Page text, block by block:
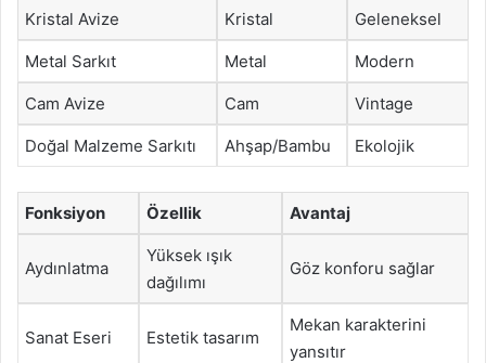
Kristal Avize Kristal Geleneksel
Metal Sarkıt Metal Modern
Cam Avize Cam Vintage
Doğal Malzeme Sarkıtı Ahşap/Bambu Ekolojik
Fonksiyon Özellik Avantaj
Aydınlatma
Yüksek ışık
dağılımı
Göz konforu sağlar
Sanat Eseri Estetik tasarım
Mekan karakterini
yansıtır